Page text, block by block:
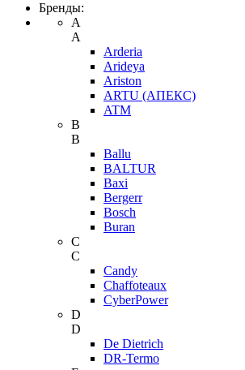
Бренды:
A
A
Arderia
Arideya
Ariston
ARTU (АПЕКС)
ATM
B
B
Ballu
BALTUR
Baxi
Bergerr
Bosch
Buran
C
C
Candy
Chaffoteaux
CyberPower
D
D
De Dietrich
DR-Termo